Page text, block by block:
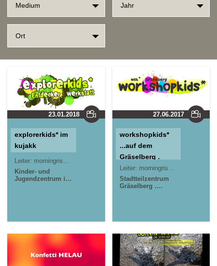
Medium Jahr
Ort
23.01.2018
explorerkids* im
kujakk
Leiter: morningrise* . jOrn
Jörn Lauterbach
Kinder- und
Jugendzentrum in
27.06.2017
workshopkids*
...auf dem
Gräselberg .
Offener Kinder-
& Teeniebereich,
kreativ gestalten
im
Stadtteilzentrum
Gräselberg .
Wiesbaden
Leiter: morningrise* . jOrn
Stadtteilzentrum
Gräselberg .